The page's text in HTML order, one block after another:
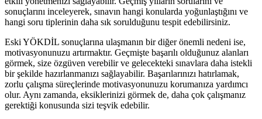
sonuçlarını inceleyerek, sınavın hangi konularda yoğunlaştığını ve
hangi soru tiplerinin daha sık sorulduğunu tespit edebilirsiniz.
Eski YÖKDİL sonuçlarına ulaşmanın bir diğer önemli nedeni ise,
motivasyonunuzu artırmaktır. Geçmişte başarılı olduğunuz alanları
görmek, size özgüven verebilir ve gelecekteki sınavlara daha istekli
bir şekilde hazırlanmanızı sağlayabilir. Başarılarınızı hatırlamak,
zorlu çalışma süreçlerinde motivasyonunuzu korumanıza yardımcı
olur. Aynı zamanda, eksiklerinizi görmek de, daha çok çalışmanız
gerektiği konusunda sizi teşvik edebilir.